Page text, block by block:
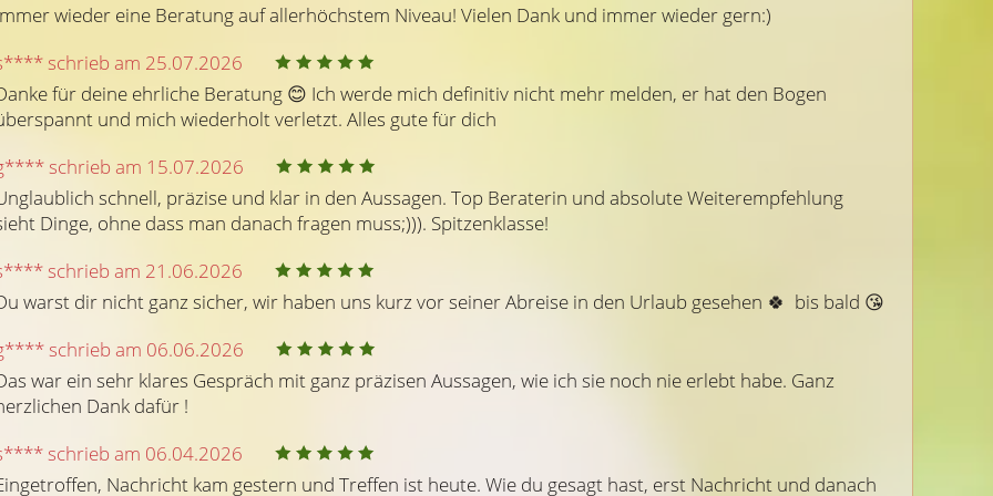
10 Sterne für dich.
mit Klangschalen und
und dann gibst du einem auch
viele Informationen aus den
und von Oben. Ich danke dir
zu gehen, auch in schwierigen
HERZLICHEN DANK 🌷
Cataleya
Ganz herzlichen Dank, liebe Cataleya
Du hast so viele Dinge gesehen und
ihn so gut beschrieben, das ist
Beratung auf allerhöchstem Niveau. Ich
Vielen Dank für das hilfreiche und
Vielen lieben
wieder eine Beratung auf allerhöchstem Niveau! Vielen Dank und immer wieder gern:)
schrieb am 25.07.2026
für deine ehrliche Beratung 😊 Ich werde mich definitiv nicht mehr melden, er hat den Bogen
und mich wiederholt verletzt. Alles gute für dich
schrieb am 15.07.2026
schnell, präzise und klar in den Aussagen. Top Beraterin und absolute Weiterempfehlung
Dinge, ohne dass man danach fragen muss;))). Spitzenklasse!
schrieb am 21.06.2026
warst dir nicht ganz sicher, wir haben uns kurz vor seiner Abreise in den Urlaub gesehen 🍀  bis bald 😘
schrieb am 06.06.2026
war ein sehr klares Gespräch mit ganz präzisen Aussagen, wie ich sie noch nie erlebt habe. Ganz
Dank dafür !
schrieb am 06.04.2026
Nachricht kam gestern und Treffen ist heute. Wie du gesagt hast, erst Nachricht und danach